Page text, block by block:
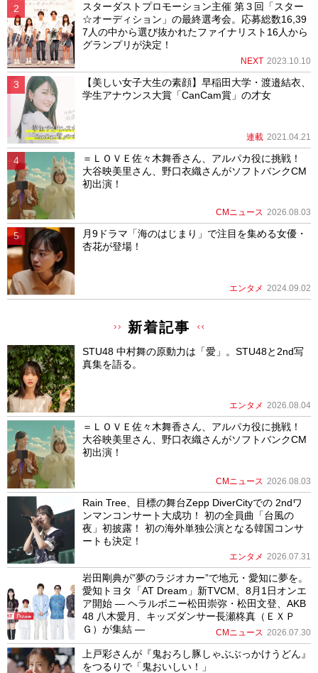
スターダストプロモーション主催 第３回「スター
☆オーディション」の最終選考会。応募総数16,39
7人の中から選び抜かれたファイナリスト16人から
グランプリが決定！
NEXT 2023.10.10
【美しい女子大生の素顔】早稲田大学・渡邉結衣、
学生アナウンス大賞「CanCam賞」の才女
連載 2021.04.21
＝ＬＯＶＥ佐々木舞香さん、アルパカ役に挑戦！
大谷映美里さん、野口衣織さんがソフトバンクCM
初出演！
CMニュース 2026.08.03
月9ドラマ「海のはじまり」で注目を集める女優・
杏花が登場！
エンタメ 2024.09.02
新着記事
STU48 中村舞の原動力は「愛」。STU48と2nd写
真集を語る。
エンタメ 2026.08.04
＝ＬＯＶＥ佐々木舞香さん、アルパカ役に挑戦！
大谷映美里さん、野口衣織さんがソフトバンクCM
初出演！
CMニュース 2026.08.03
Rain Tree、目標の舞台Zepp DiverCityでの 2ndワ
ンマンコンサート大成功！ 初の全員曲「台風の
夜」初披露！ 初の海外単独公演となる韓国コンサ
ートも決定！
エンタメ 2026.07.31
岩田剛典が”夢のラジオカー”で地元・愛知に夢を。
愛知トヨタ「AT Dream」新TVCM、8月1日オンエ
ア開始 ― ヘラルボニー松田崇弥・松田文登、AKB
48 八木愛月、キッズダンサー長瀬柊真（ＥＸＰ
Ｇ）が集結 ―
CMニュース 2026.07.30
上戸彩さんが『鬼おろし豚しゃぶぶっかけうどん』
をつるりで「鬼おいしい！」